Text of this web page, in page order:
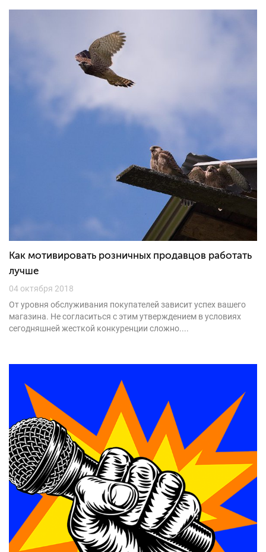
Как мотивировать розничных продавцов работать
лучше
04 октября 2018
От уровня обслуживания покупателей зависит успех вашего
магазина. Не согласиться с этим утверждением в условиях
сегодняшней жесткой конкуренции сложно....